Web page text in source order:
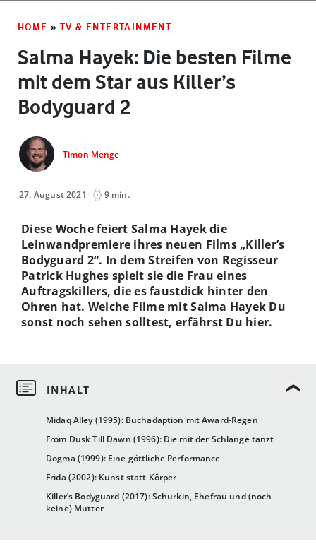
HOME » TV & ENTERTAINMENT
Salma Hayek: Die besten Filme
mit dem Star aus Killer’s
Bodyguard 2
Timon Menge
27. August 2021 9 min.
Midaq Alley (1995): Buchadaption mit Award-Regen
From Dusk Till Dawn (1996): Die mit der Schlange tanzt
Dogma (1999): Eine göttliche Performance
Frida (2002): Kunst statt Körper
Killer’s Bodyguard (2017): Schurkin, Ehefrau und (noch
keine) Mutter
Diese Woche feiert Salma Hayek die
Leinwandpremiere ihres neuen Films „Killer’s
Bodyguard 2“. In dem Streifen von Regisseur
Patrick Hughes spielt sie die Frau eines
Auftragskillers, die es faustdick hinter den
Ohren hat. Welche Filme mit Salma Hayek Du
sonst noch sehen solltest, erfährst Du hier.